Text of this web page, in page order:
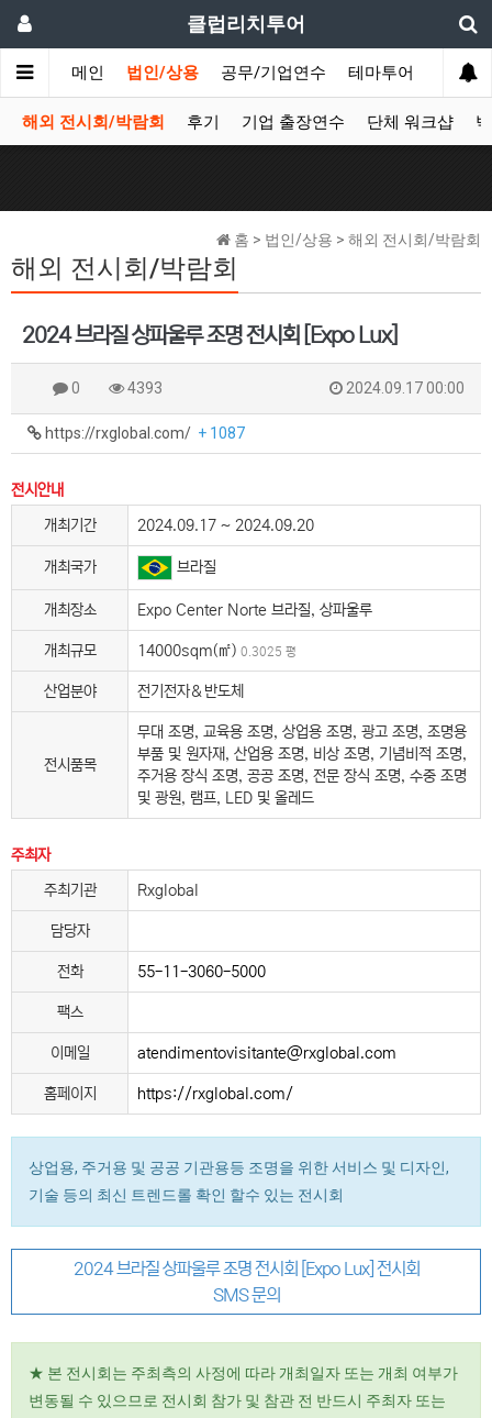
클럽리치투어
메인 법인/상용 공무/기업연수 테마투어 데이투
해외 전시회/박람회 후기 기업 출장연수 단체 워크샵
홈 > 법인/상용 > 해외 전시회/박람회
해외 전시회/박람회
2024 브라질 상파울루 조명 전시회 [Expo Lux]
0 4393 2024.09.17 00:00
https://rxglobal.com/ + 1087
전시안내
개최기간
2024.09.17 ~ 2024.09.20
개최국가 브라질
개최장소 Expo Center Norte 브라질, 상파울루
개최규모 14000sqm(㎡) 0.3025 평
산업분야 전기전자＆반도체
전시품목
무대 조명, 교육용 조명, 상업용 조명, 광고 조명, 조명용
부품 및 원자재, 산업용 조명, 비상 조명, 기념비적 조명,
주거용 장식 조명, 공공 조명, 전문 장식 조명, 수중 조명
및 광원, 램프, LED 및 올레드
주최자
주최기관
Rxglobal
담당자
전화 55-11-3060-5000
팩스
이메일 atendimentovisitante@rxglobal.com
홈페이지 https://rxglobal.com/
상업용, 주거용 및 공공 기관용등 조명을 위한 서비스 및 디자인,
기술 등의 최신 트렌드롤 확인 할수 있는 전시회
2024 브라질 상파울루 조명 전시회 [Expo Lux] 전시회
SMS 문의
★ 본 전시회는 주최측의 사정에 따라 개최일자 또는 개최 여부가
변동될 수 있으므로 전시회 참가 및 참관 전 반드시 주최자 또는